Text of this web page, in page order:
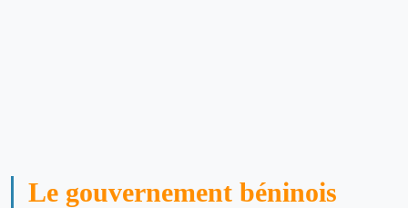
Le gouvernement béninois